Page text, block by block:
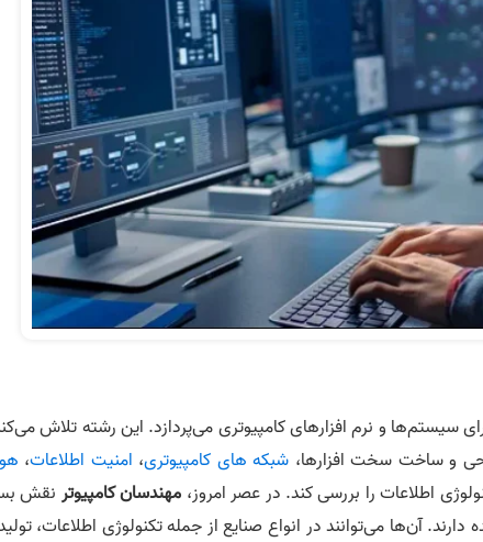
سیستم‌ها و نرم‌ افزارهای کامپیوتری می‌پردازد. این رشته تلاش
و ساخت سخت‌ افزارها، شبکه های کامپیوتری، امنیت اطلاعات،
اطلاعات را بررسی کند. در عصر امروز، مهندسان کامپیوتر نقش
آن‌ها می‌توانند در انواع صنایع از جمله تکنولوژی اطلاعات،